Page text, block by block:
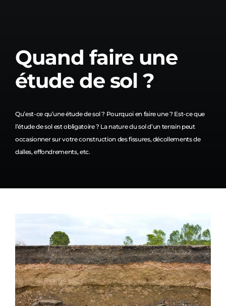
Quand faire une
étude de sol ?
Qu’est-ce qu’une étude de sol ? Pourquoi en faire une ? Est-ce que
l’étude de sol est obligatoire ? La nature du sol d’un terrain peut
occasionner sur votre construction des fissures, décollements de
dalles, effondrements, etc.